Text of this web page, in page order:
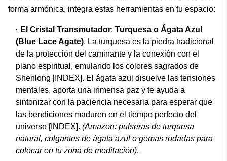
forma armónica, integra estas herramientas en tu espacio:
El Cristal Transmutador: Turquesa o Ágata Azul
(Blue Lace Agate). La turquesa es la piedra tradicional
de la protección del caminante y la conexión con el
plano espiritual, emulando los colores sagrados de
Shenlong [INDEX]. El ágata azul disuelve las tensiones
mentales, aporta una inmensa paz y te ayuda a
sintonizar con la paciencia necesaria para esperar que
las bendiciones maduren en el tiempo perfecto del
universo [INDEX]. (Amazon: pulseras de turquesa
natural, colgantes de ágata azul o gemas rodadas para
colocar en tu zona de meditación).